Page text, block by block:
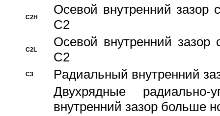
C2H
Осевой внутренний зазор
C2
C2L
Осевой внутренний зазор
C2
C3
Pадиальный внутренний
Двухрядные радиально-
внутренний зазор больше